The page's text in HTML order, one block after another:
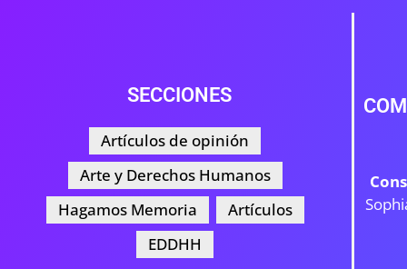
SECCIONES
Artículos de opinión
Arte y Derechos Humanos
Hagamos Memoria
Artículos
EDDHH